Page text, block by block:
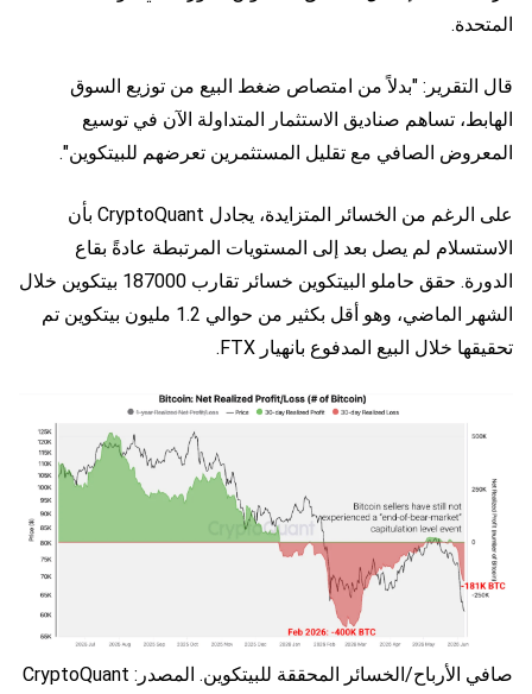
المتحدة.
قال التقرير: "بدلاً من امتصاص ضغط البيع من توزيع السوق
الهابط، تساهم صناديق الاستثمار المتداولة الآن في توسيع
المعروض الصافي مع تقليل المستثمرين تعرضهم للبيتكوين".
على الرغم من الخسائر المتزايدة، يجادل CryptoQuant بأن
الاستسلام لم يصل بعد إلى المستويات المرتبطة عادةً بقاع
الدورة. حقق حاملو البيتكوين خسائر تقارب 187000 بيتكوين خلال
الشهر الماضي، وهو أقل بكثير من حوالي 1.2 مليون بيتكوين تم
تحقيقها خلال البيع المدفوع بانهيار FTX.
صافي الأرباح/الخسائر المحققة للبيتكوين. المصدر: CryptoQuant